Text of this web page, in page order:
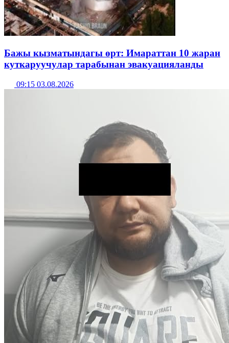
Бажы кызматындагы өрт: Имараттан 10 жаран
куткаруучулар тарабынан эвакуацияланды
09:15 03.08.2026